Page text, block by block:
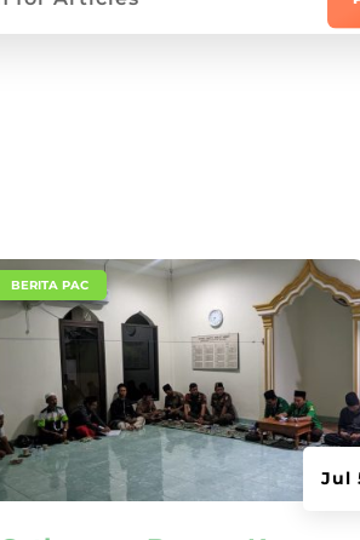
Jul
BERITA PAC